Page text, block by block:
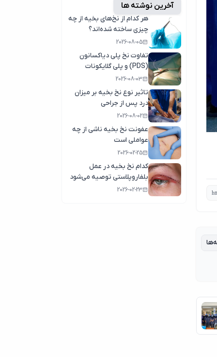
آخرین نوشته ها
هر کدام از نخ‌های بخیه از چه
چیزی ساخته شده‌اند؟
2026-08-05
تفاوت نخ پلی دیاکسانون
(PDS) و پلی گلایکونات
(مکسون)
2026-08-03
تاثیر نوع نخ بخیه بر میزان
درد پس از جراحی
2026-08-02
عفونت نخ بخیه ناشی از چه
عواملی است
2026-02-25
کدام نخ بخیه در عمل
بلفاروپلاستی توصیه می‌شود
2026-02-23